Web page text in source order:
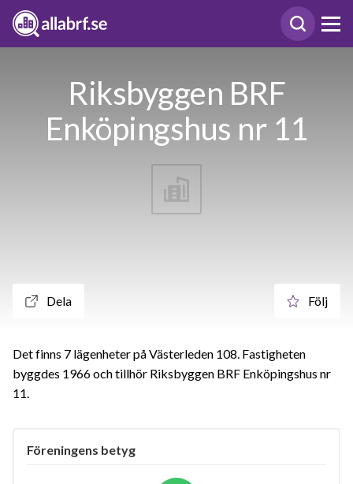
Riksbyggen BRF
Enköpingshus nr 11
Dela Följ
Det finns 7 lägenheter på Västerleden 108. Fastigheten
byggdes 1966 och tillhör Riksbyggen BRF Enköpingshus nr
11.
Föreningens betyg